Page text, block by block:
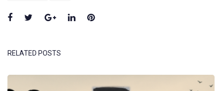
Facebook
TwitterGoogle+LinkedInPinterest
RELATED POSTS